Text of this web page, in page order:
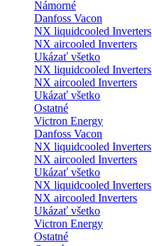
Námorné
Danfoss Vacon
NX liquidcooled Inverters
NX aircooled Inverters
Ukázať všetko
NX liquidcooled Inverters
NX aircooled Inverters
Ukázať všetko
Ostatné
Victron Energy
Danfoss Vacon
NX liquidcooled Inverters
NX aircooled Inverters
Ukázať všetko
NX liquidcooled Inverters
NX aircooled Inverters
Ukázať všetko
Victron Energy
Ostatné